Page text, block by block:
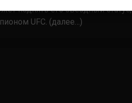
поднять его звездный статус,
UFC. (далее…)